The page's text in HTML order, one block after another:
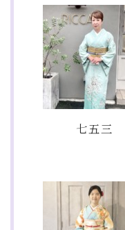
七五三